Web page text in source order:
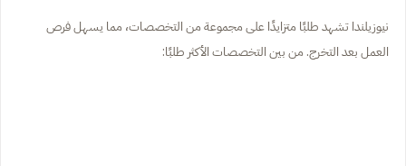
نيوزيلندا تشهد طلبًا متزايدًا على مجموعة من التخصصات، مما يسهل فرص
العمل بعد التخرج. من بين التخصصات الأكثر طلبًا: